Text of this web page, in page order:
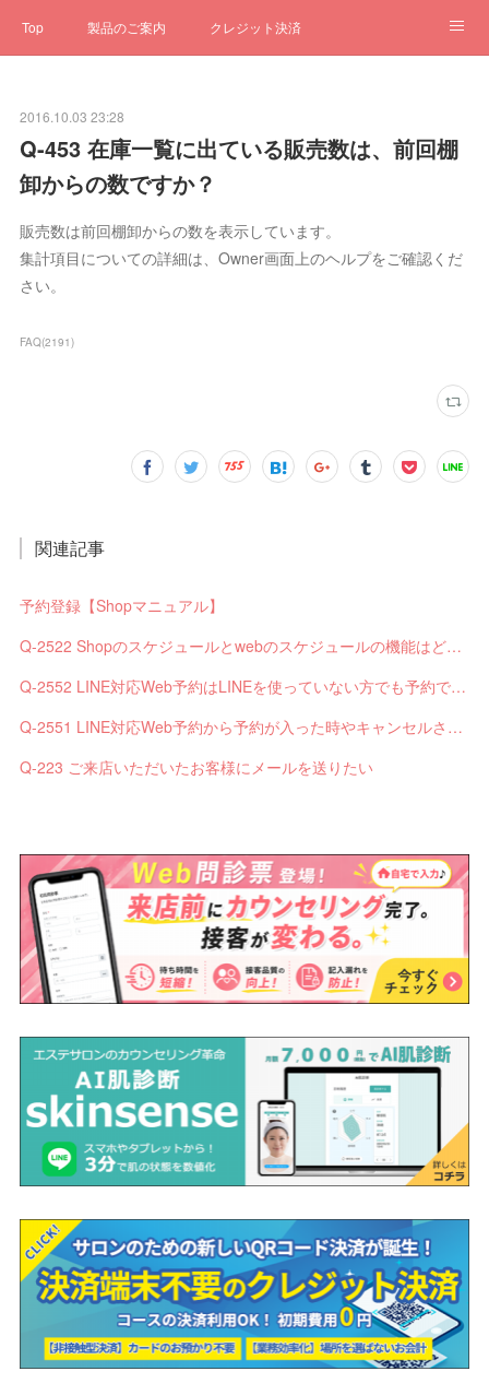
Top 製品のご案内 クレジット決済
ステータス
2016.10.03 23:28
Q-453 在庫一覧に出ている販売数は、前回棚
卸からの数ですか？
販売数は前回棚卸からの数を表示しています。
集計項目についての詳細は、Owner画面上のヘルプをご確認くだ
さい。
FAQ(2191)
関連記事
予約登録【Shopマニュアル】
Q-2522 Shopのスケジュールとwebのスケジュールの機能はどう違いますか？
Q-2552 LINE対応Web予約はLINEを使っていない方でも予約できますか？
Q-2551 LINE対応Web予約から予約が入った時やキャンセルされた時、サロンやお客様へは通知されますか？
Q-223 ご来店いただいたお客様にメールを送りたい